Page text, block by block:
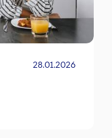
28.01.2026